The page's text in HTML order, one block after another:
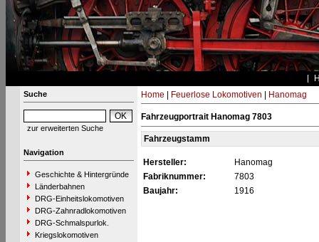
Suche
zur erweiterten Suche
Navigation
Geschichte & Hintergründe
Länderbahnen
DRG-Einheitslokomotiven
DRG-Zahnradlokomotiven
DRG-Schmalspurlok.
Kriegslokomotiven
Home Feuerlose Lokomotiven Hanomag
Fahrzeugportrait Hanomag 7803
Fahrzeugstamm
Hersteller:
Hanomag
Fabriknummer:
7803
Baujahr:
1916